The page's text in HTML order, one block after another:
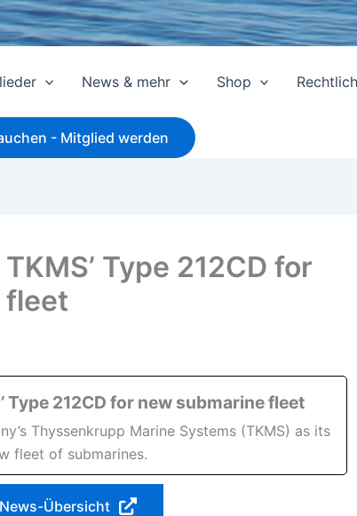
News & mehr Shop
- Mitglied werden
Type 212CD for
fleet
Type 212CD for new submarine fleet
Thyssenkrupp Marine Systems (TKMS) as its
fleet of submarines.
News-Übersicht